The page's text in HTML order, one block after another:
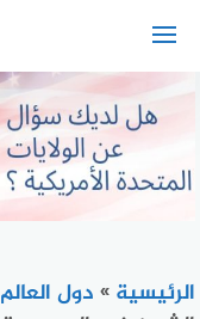
الرئيسية » دول العالم